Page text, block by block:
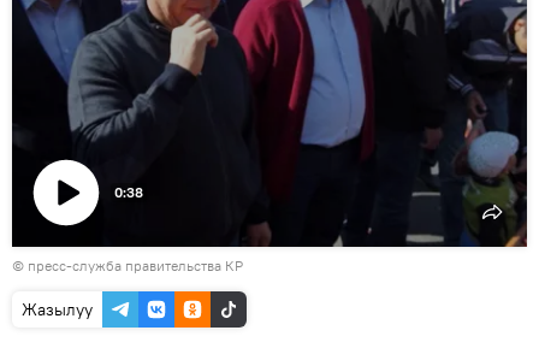
Видеону
көрсөтүү
0:38
© пресс-служба правительства КР
Жазылуу